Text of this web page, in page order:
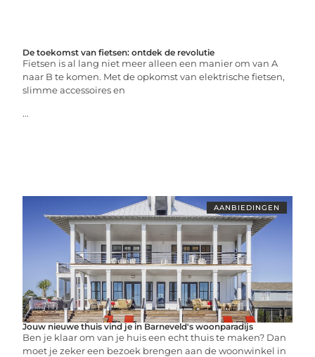
De toekomst van fietsen: ontdek de revolutie
Fietsen is al lang niet meer alleen een manier om van A
naar B te komen. Met de opkomst van elektrische fietsen,
slimme accessoires en
...
AANBIEDINGEN
Jouw nieuwe thuis vind je in Barneveld's woonparadijs
Ben je klaar om van je huis een echt thuis te maken? Dan
moet je zeker een bezoek brengen aan de woonwinkel in